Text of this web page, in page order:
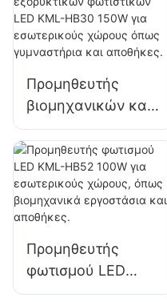
χώρων σε
εργοστάσια,
αποθήκες κ.λπ.
Προμηθευτής
βιομηχανικών και
εξορυκτικών
φωτιστικών LED
KML-HB30 150W
για εσωτερικούς
χώρους όπως
αποθήκες.
Προμηθευτής
φωτισμού LED
KML-HB52 100W